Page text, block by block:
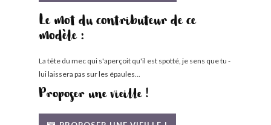
Le mot du contributeur de ce
modèle :
La tête du mec qui s'aperçoit qu'il est spotté, je sens que tu -
lui laissera pas sur les épaules...
Proposer une vieille !